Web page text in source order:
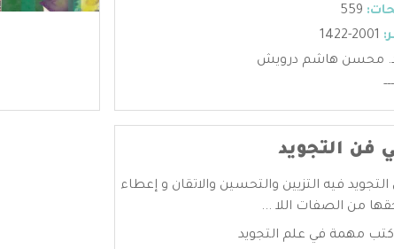
محسن هاشم درويش
---
فن التجويد
فيه التزيين والتحسين والاتقان و إعطاء
من الصفات اللا ...
كتب مهمة في علم التجويد